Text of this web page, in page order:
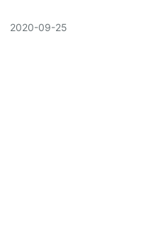
2020-09-25